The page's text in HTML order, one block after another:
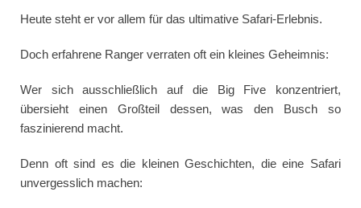
Heute steht er vor allem für das ultimative Safari-Erlebnis.
Doch erfahrene Ranger verraten oft ein kleines Geheimnis:
Wer sich ausschließlich auf die Big Five konzentriert,
übersieht einen Großteil dessen, was den Busch so
faszinierend macht.
Denn oft sind es die kleinen Geschichten, die eine Safari
unvergesslich machen: